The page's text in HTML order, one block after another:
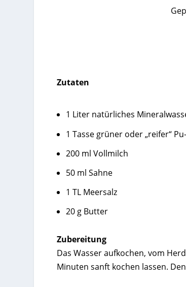
Zutaten
1 Liter natürliches
1 Tasse grüner oder „reifer“
200 ml Vollmilch
50 ml Sahne
1 TL Meersalz
20 g Butter
Zubereitung
Das Wasser aufkochen, vom
Minuten sanft kochen lassen.